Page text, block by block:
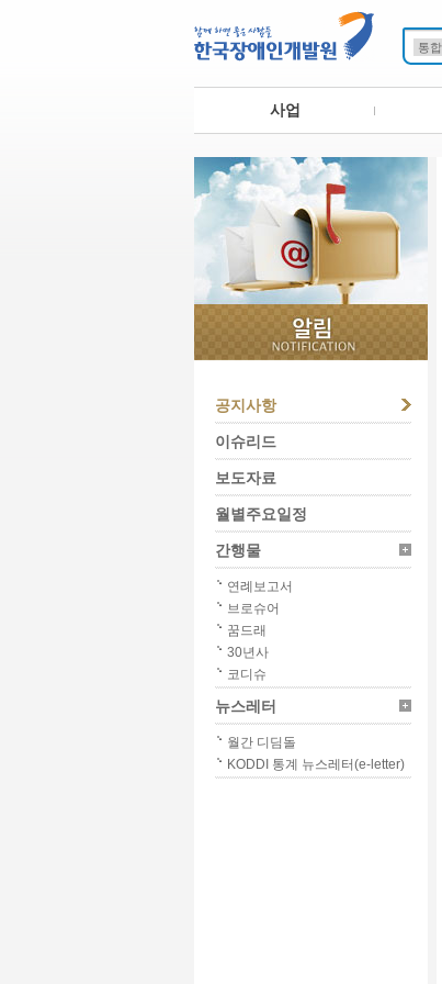
사업
공지사항
이슈리드
보도자료
월별주요일정
간행물
연례보고서
브로슈어
꿈드래
30년사
코디슈
뉴스레터
월간 디딤돌
KODDI 통계 뉴스레터(e-letter)